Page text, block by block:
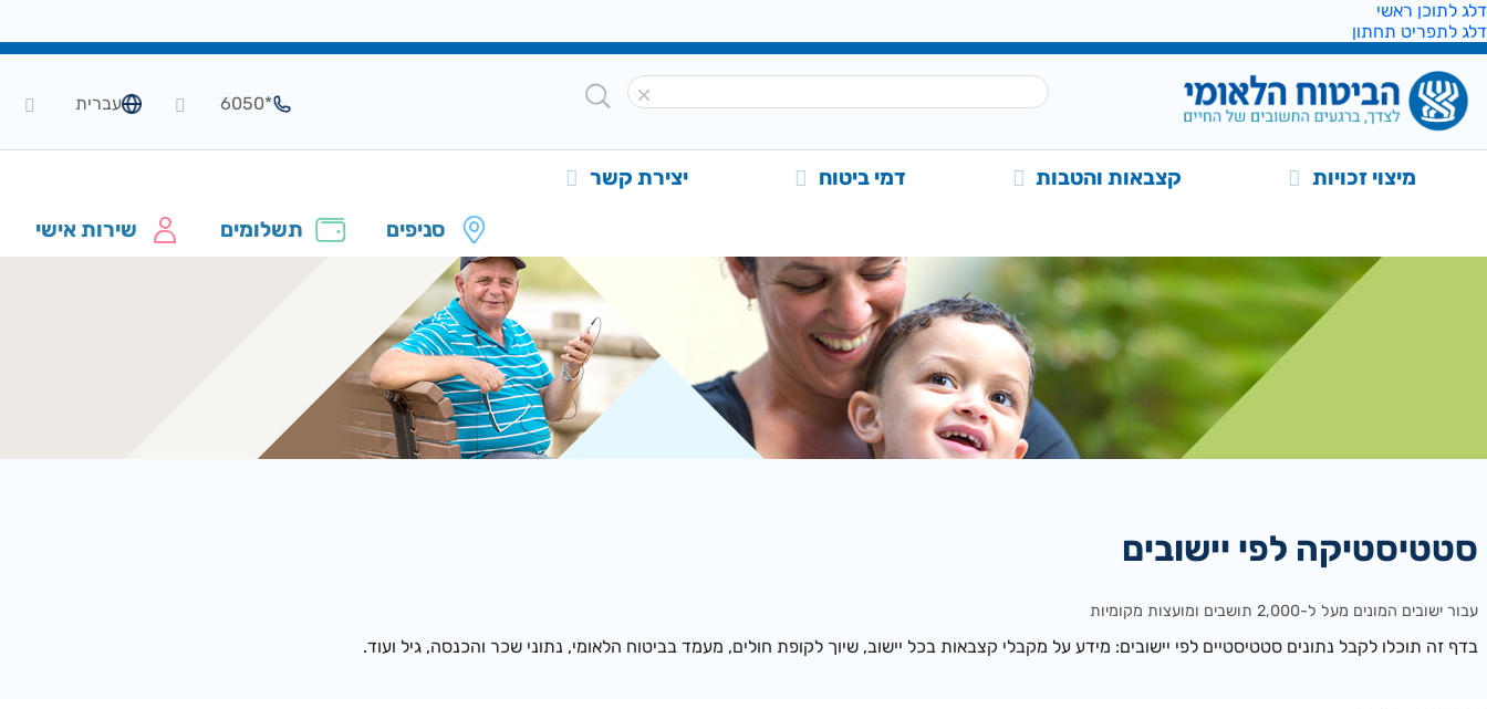
דלג לתוכן ראשי
דלג לתפריט תחתון
עברית *6050
מיצוי זכויות קצבאות והטבות דמי ביטוח יצירת קשר
סניפים תשלומים שירות אישי
סטטיסטיקה לפי יישובים
עבור ישובים המונים מעל ל-2,000 תושבים ומועצות מקומיות
בדף זה תוכלו לקבל נתונים סטטיסטיים לפי יישובים: מידע על מקבלי קצבאות בכל יישוב, שיוך לקופת חולים, מעמד בביטוח הלאומי, נתוני שכר והכנסה, גיל ועוד.